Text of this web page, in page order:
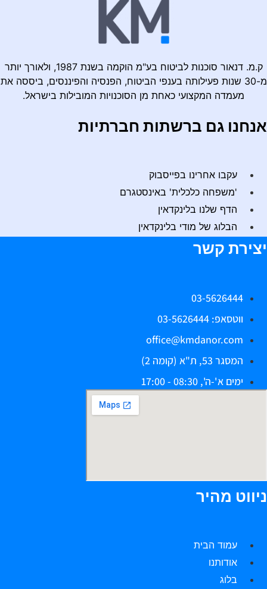
ק.מ. דנאור סוכנות לביטוח בע"מ הוקמה בשנת 1987, ולאורך יותר
מ-30 שנות פעילותה בענפי הביטוח, הפנסיה והפיננסים, ביססה את
מעמדה המקצועי כאחת מן הסוכנויות המובילות בישראל.
גם ברשתות חברתיות
עקבו אחרינו בפייסבוק
'משפחה כלכלית' באינסטגרם
הדף שלנו בלינקדאין
הבלוג של מודי בלינקדאין
קשר
03-5626444
ווטסאפ: 03-5626444
office@kmdanor.com
המסגר 53, ת"א (קומה 2)
ימים א'-ה', 08:30 - 17:00
מהיר
עמוד הבית
אודותנו
בלוג